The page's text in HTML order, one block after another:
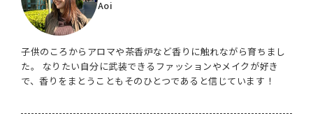
Aoi
子供のころからアロマや茶香炉など香りに触れながら育ちまし
た。 なりたい自分に武装できるファッションやメイクが好き
で、香りをまとうこともそのひとつであると信じています！